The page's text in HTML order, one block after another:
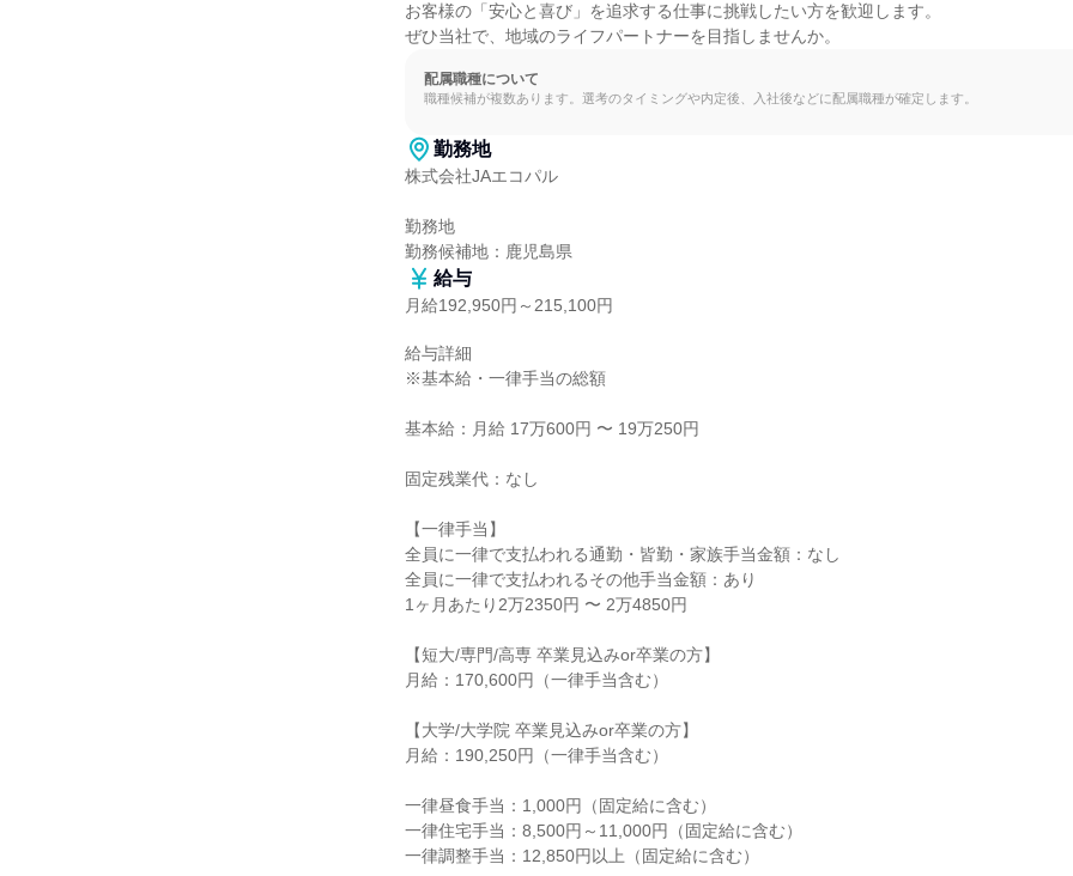
お客様の「安心と喜び」を追求する仕事に挑戦したい方を歓迎します。
ぜひ当社で、地域のライフパートナーを目指しませんか。
配属職種について
職種候補が複数あります。選考のタイミングや内定後、入社後などに配属職種が確定します。
勤務地
株式会社JAエコパル
勤務地
勤務候補地：鹿児島県
給与
月給192,950円～215,100円
給与詳細
※基本給・一律手当の総額
基本給：月給 17万600円 〜 19万250円
固定残業代：なし
【一律手当】
全員に一律で支払われる通勤・皆勤・家族手当金額：なし
全員に一律で支払われるその他手当金額：あり
1ヶ月あたり2万2350円 〜 2万4850円
【短大/専門/高専 卒業見込みor卒業の方】
月給：170,600円（一律手当含む）
【大学/大学院 卒業見込みor卒業の方】
月給：190,250円（一律手当含む）
一律昼食手当：1,000円（固定給に含む）
一律住宅手当：8,500円～11,000円（固定給に含む）
一律調整手当：12,850円以上（固定給に含む）